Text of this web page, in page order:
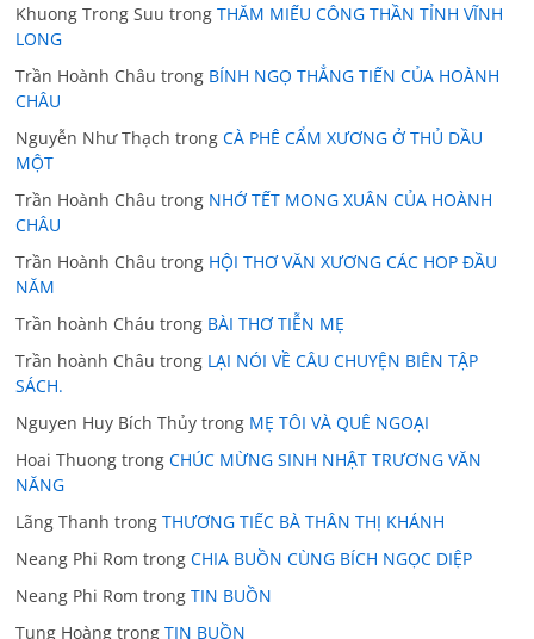
Khuong Trong Suu trongTHĂM MIẾU CÔNG THẦN TỈNH VĨNH
LONG
Trần Hoành Châu trong BÍNH NGỌ THẲNG TIẾN CỦA HOÀNH
CHÂU
Nguyễn Như Thạch trongCÀ PHÊ CẨM XƯƠNG Ở THỦ DẦU
MỘT
Trần Hoành Châu trong NHỚ TẾT MONG XUÂN CỦA HOÀNH
CHÂU
Trần Hoành Châu trong HỘI THƠ VĂN XƯƠNG CÁC HOP ĐẦU
NĂM
Trần hoành Cháu trong BÀI THƠ TIỄN MẸ
Trần hoành Châu trong LẠI NÓI VỀ CÂU CHUYỆN BIÊN TẬP
SÁCH.
Nguyen Huy Bích Thủy trong MẸ TÔI VÀ QUÊ NGOẠI
Hoai Thuong trongCHÚC MỪNG SINH NHẬT TRƯƠNG VĂN
NĂNG
Lãng Thanh trongTHƯƠNG TIẾC BÀ THÂN THỊ KHÁNH
Neang Phi Rom trongCHIA BUỒN CÙNG BÍCH NGỌC DIỆP
Neang Phi Rom trongTIN BUỒN
Tung Hoàng trongTIN BUỒN